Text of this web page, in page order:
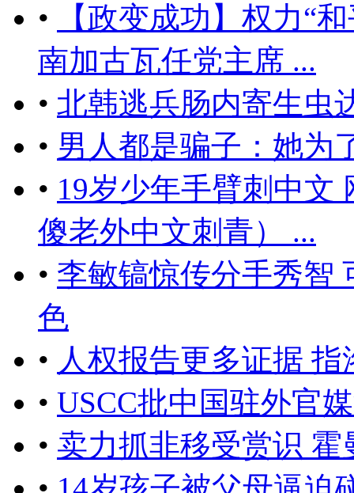
•
【政变成功】权力“
南加古瓦任党主席 ...
• 北韩逃兵肠内寄生虫
• 男人都是骗子：她为
• 19岁少年手臂刺中文
傻老外中文刺青） ...
• 李敏镐惊传分手秀智
色
• 人权报告更多证据
• USCC批中国驻外官
• 卖力抓非移受赏识